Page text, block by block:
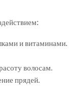
и витаминами.
волосам.
прядей.